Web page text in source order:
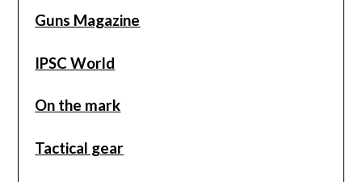
Guns Magazine
IPSC World
On the mark
Tactical gear